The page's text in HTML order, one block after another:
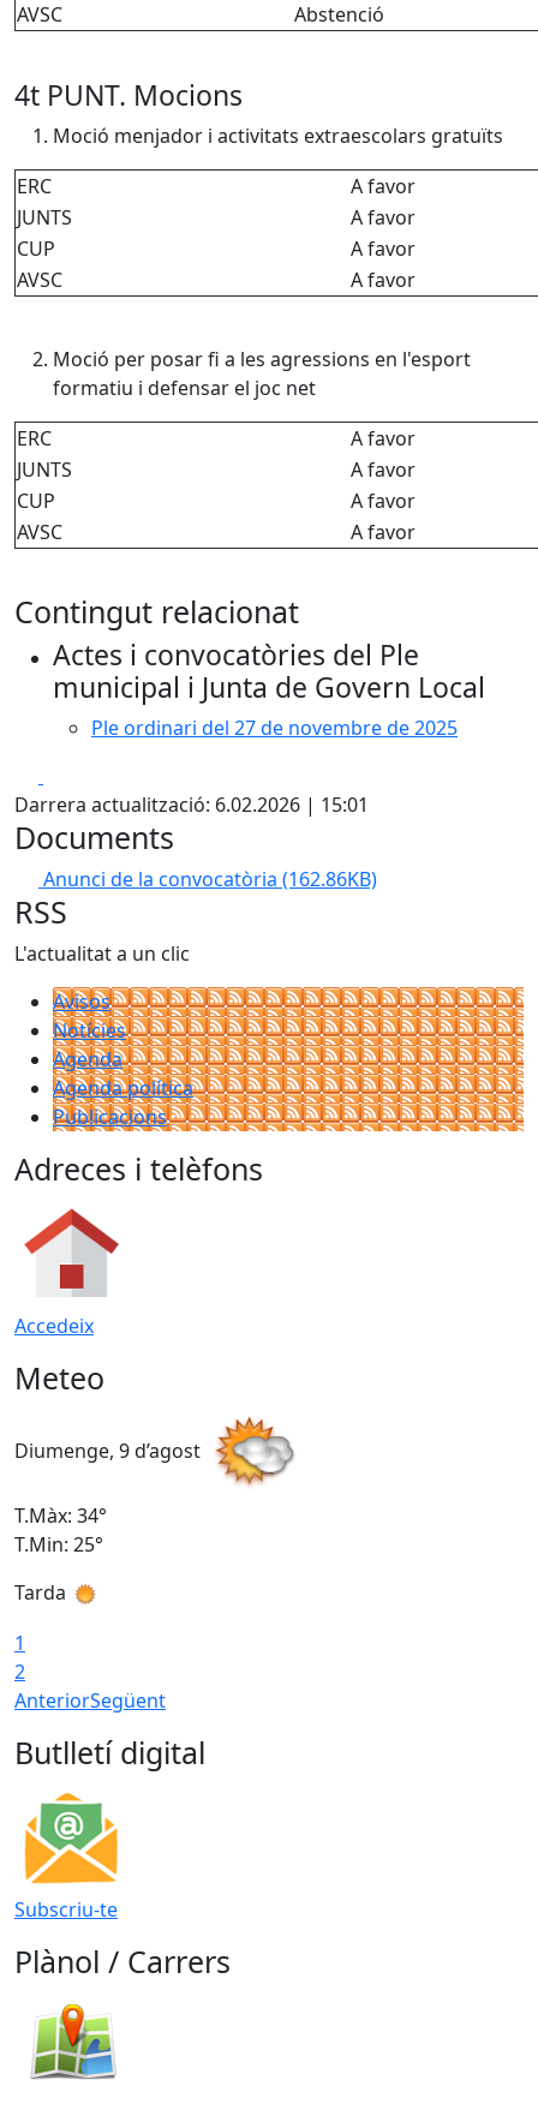
AVSC
Abstenció
4t PUNT. Mocions
Moció menjador i activitats extraescolars gratuïts
ERC
A favor
JUNTS
A favor
CUP
A favor
AVSC
A favor
Moció per posar fi a les agressions en l'esport
formatiu i defensar el joc net
ERC
A favor
JUNTS
A favor
CUP
A favor
AVSC
A favor
Contingut relacionat
Actes i convocatòries del Ple
municipal i Junta de Govern Local
Ple ordinari del 27 de novembre de 2025
Darrera actualització: 6.02.2026 | 15:01
Documents
Anunci de la convocatòria (162.86KB)
RSS
L'actualitat a un clic
Avisos
Notícies
Agenda
Agenda política
Publicacions
Adreces i telèfons
Accedeix
Meteo
Diumenge, 9 d’agost
T.Màx: 34°
T.Min: 25°
Tarda
1
2
AnteriorSegüent
Butlletí digital
Subscriu-te
Plànol / Carrers